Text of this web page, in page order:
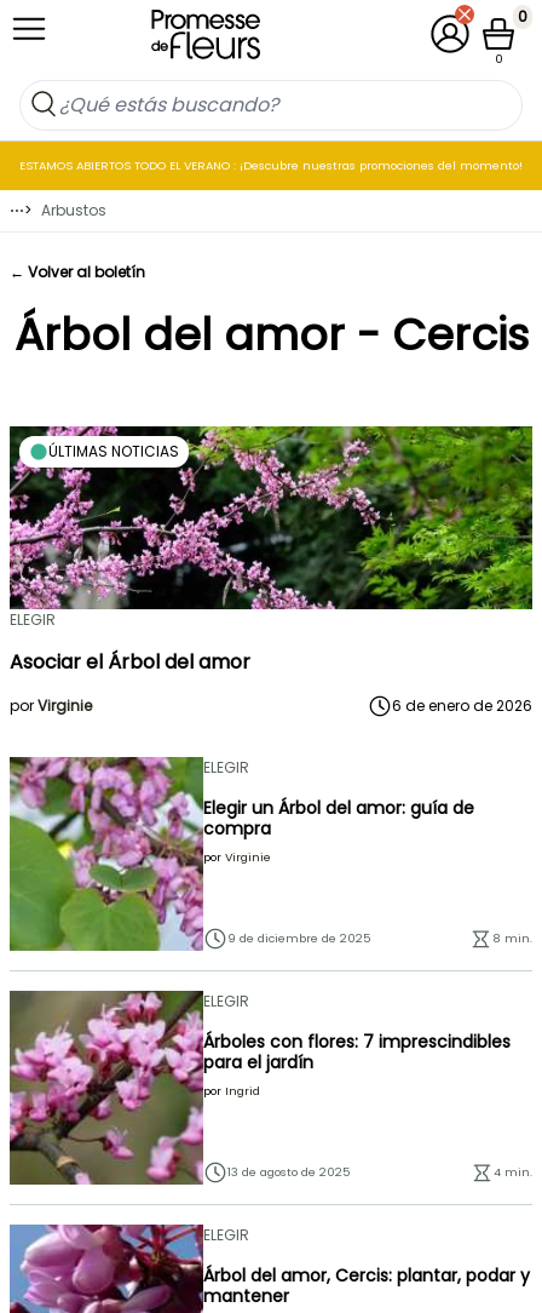
Ir al contenido Mi cuenta
Cesta
0
0
ESTAMOS ABIERTOS TODO EL VERANO : ¡Descubre nuestras promociones del momento!
⋯> Arbustos
Árbol del amor - Cercis
← Volver al boletín
ÚLTIMAS NOTICIAS
ELEGIR
Asociar el Árbol del amor
porVirginie 6 de enero de 2026
ELEGIR
Elegir un Árbol del amor: guía de
compra
por Virginie
9 de diciembre de 2025 8 min.
ELEGIR
Árboles con flores: 7 imprescindibles
para el jardín
por Ingrid
13 de agosto de 2025 4 min.
ELEGIR
Árbol del amor, Cercis: plantar, podar y
mantener